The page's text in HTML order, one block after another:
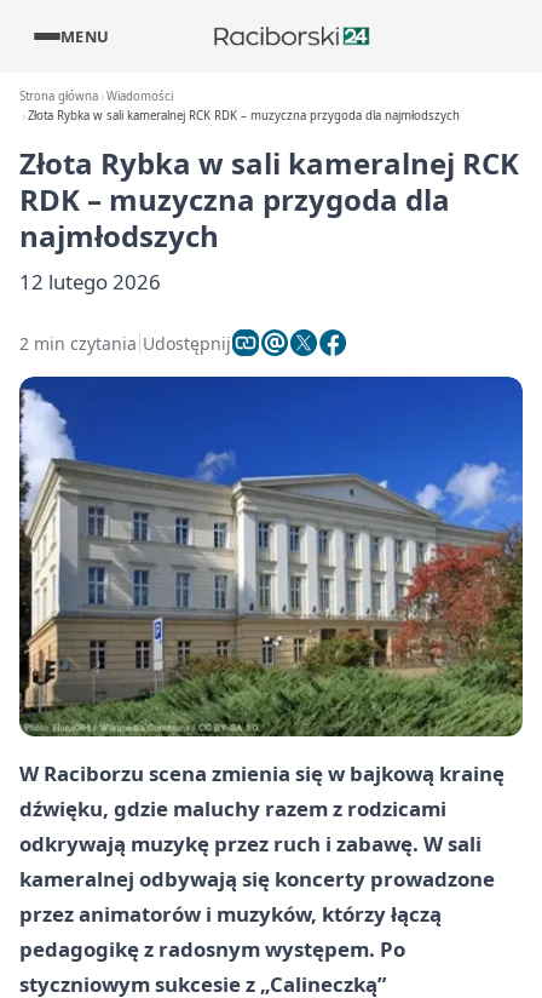
MENU
Strona główna Wiadomości
Złota Rybka w sali kameralnej RCK RDK – muzyczna przygoda dla najmłodszych
Złota Rybka w sali kameralnej RCK
RDK – muzyczna przygoda dla
najmłodszych
12 lutego 2026
2 min czytania Udostępnij
W Raciborzu scena zmienia się w bajkową krainę
dźwięku, gdzie maluchy razem z rodzicami
odkrywają muzykę przez ruch i zabawę. W sali
kameralnej odbywają się koncerty prowadzone
przez animatorów i muzyków, którzy łączą
pedagogikę z radosnym występem. Po
styczniowym sukcesie z „Calineczką”